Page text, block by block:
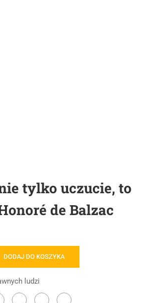
tylko uczucie, to
de Balzac
DODAJ DO KOSZYKA
ludzi